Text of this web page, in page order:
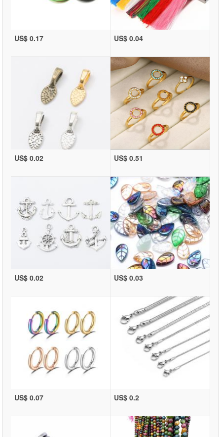
US$ 0.17 US$ 0.04
US$ 0.02 US$ 0.51
US$ 0.02 US$ 0.03
US$ 0.07 US$ 0.2